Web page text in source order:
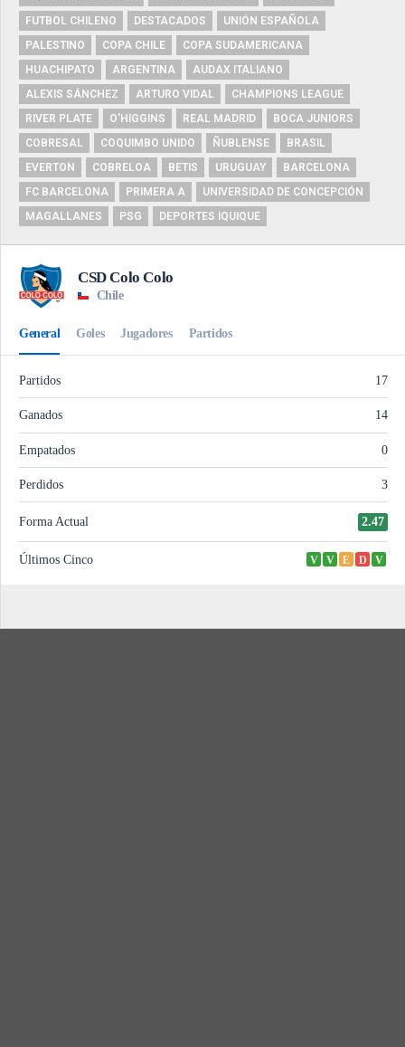
FUTBOL CHILENO
DESTACADOS
UNIÓN ESPAÑOLA
PALESTINO
COPA CHILE
COPA SUDAMERICANA
HUACHIPATO
ARGENTINA
AUDAX ITALIANO
ALEXIS SÁNCHEZ
ARTURO VIDAL
CHAMPIONS LEAGUE
RIVER PLATE
O'HIGGINS REAL MADRID
BOCA JUNIORS
COBRESAL
COQUIMBO UNIDO ÑUBLENSE
BRASIL
EVERTON
COBRELOA BETIS URUGUAY
BARCELONA
FC BARCELONA
PRIMERA A
UNIVERSIDAD DE CONCEPCIÓN
MAGALLANES
PSG DEPORTES IQUIQUE